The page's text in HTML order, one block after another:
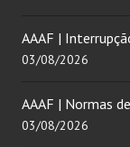
AAAF |
03/08/2026
AAAF | Normas
03/08/2026